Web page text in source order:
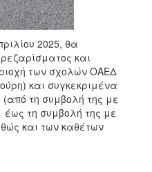
2025, θα
και
των σχολών ΟΑΕΔ
και συγκεκριμένα
τη συμβολή της με
τη συμβολή της με
και των καθέτων